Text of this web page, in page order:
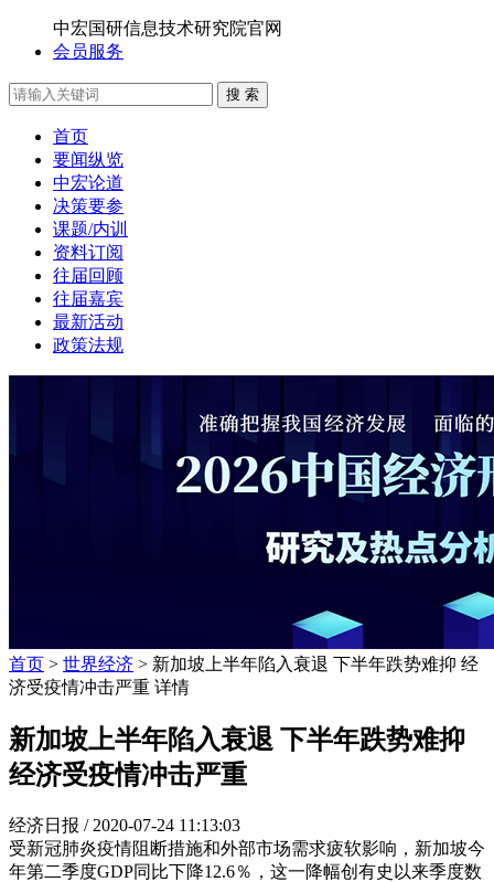
中宏国研信息技术研究院官网
会员服务
搜 索
首页
要闻纵览
中宏论道
决策要参
课题/内训
资料订阅
往届回顾
往届嘉宾
最新活动
政策法规
首页 > 世界经济 > 新加坡上半年陷入衰退 下半年跌势难抑 经
济受疫情冲击严重 详情
新加坡上半年陷入衰退 下半年跌势难抑
经济受疫情冲击严重
经济日报 / 2020-07-24 11:13:03
受新冠肺炎疫情阻断措施和外部市场需求疲软影响，新加坡今
年第二季度GDP同比下降12.6％，这一降幅创有史以来季度数